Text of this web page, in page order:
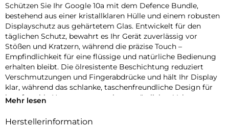
Schützen Sie Ihr Google 10a mit dem Defence Bundle,
bestehend aus einer kristallklaren Hülle und einem robusten
Displayschutz aus gehärtetem Glas. Entwickelt für den
täglichen Schutz, bewahrt es Ihr Gerät zuverlässig vor
Stößen und Kratzern, während die präzise Touch –
Empfindlichkeit für eine flüssige und natürliche Bedienung
erhalten bleibt. Die ölresistente Beschichtung reduziert
Verschmutzungen und Fingerabdrücke und hält Ihr Display
klar, während das schlanke, taschenfreundliche Design für
komfortable Nutzung sorgt, ohne zusätzliches Volumen
Mehr lesen
Herstellerinformation